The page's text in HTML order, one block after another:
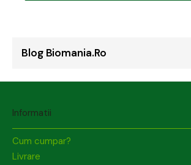
Blog Biomania.ro
Informatii
Cum cumpar?
Livrare